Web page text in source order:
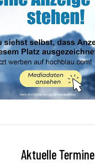
Aktuelle Termine